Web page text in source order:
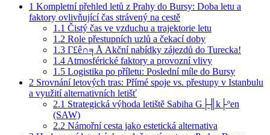
1 Kompletní přehled letů z Prahy do Bursy: Doba letu a
faktory ovlivňující čas strávený na cestě
1.1 Čistý čas ve vzduchu a trajektorie letu
1.2 Role přestupních uzlů a čekací doby
1.3 Γ£ê∩╕Å Akční nabídky zájezdů do Turecka!
1.4 Atmosférické faktory a provozní vlivy
1.5 Logistika po příletu: Poslední míle do Bursy
2 Srovnání letových tras: Přímé spoje vs. přestupy v Istanbulu
a využití alternativních letišť
2.1 Strategická výhoda letiště Sabiha G├╢k├ºen
(SAW)
2.2 Námořní cesta jako estetická alternativa